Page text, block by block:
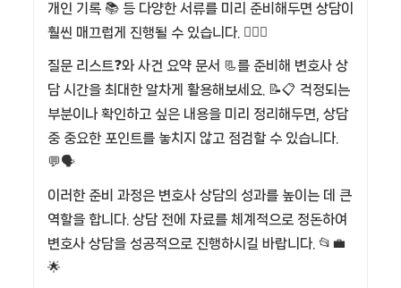
개인 기록 📚 등 다양한 서류를 미리 준비해두면 상담이
훨씬 매끄럽게 진행될 수 있습니다. 🕵️‍♀️✨
질문 리스트❓와 사건 요약 문서 📃를 준비해 변호사 상
담 시간을 최대한 알차게 활용해보세요. 📝📋 걱정되는
부분이나 확인하고 싶은 내용을 미리 정리해두면, 상담
중 중요한 포인트를 놓치지 않고 점검할 수 있습니다.
💬🗣️
이러한 준비 과정은 변호사 상담의 성과를 높이는 데 큰
역할을 합니다. 상담 전에 자료를 체계적으로 정돈하여
변호사 상담을 성공적으로 진행하시길 바랍니다. 📂💼
🌟